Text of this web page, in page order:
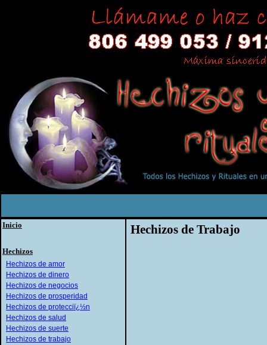
Inicio
Hechizos
Hechizos de amor
Hechizos de dinero
Hechizos de negocios
Hechizos de prosperidad
Hechizos de protecciï¿½n
Hechizos de salud
Hechizos de suerte
Hechizos de trabajo
Hechizos de Trabajo